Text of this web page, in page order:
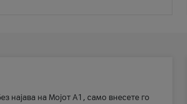
најава на Мојот А1, само внесете го